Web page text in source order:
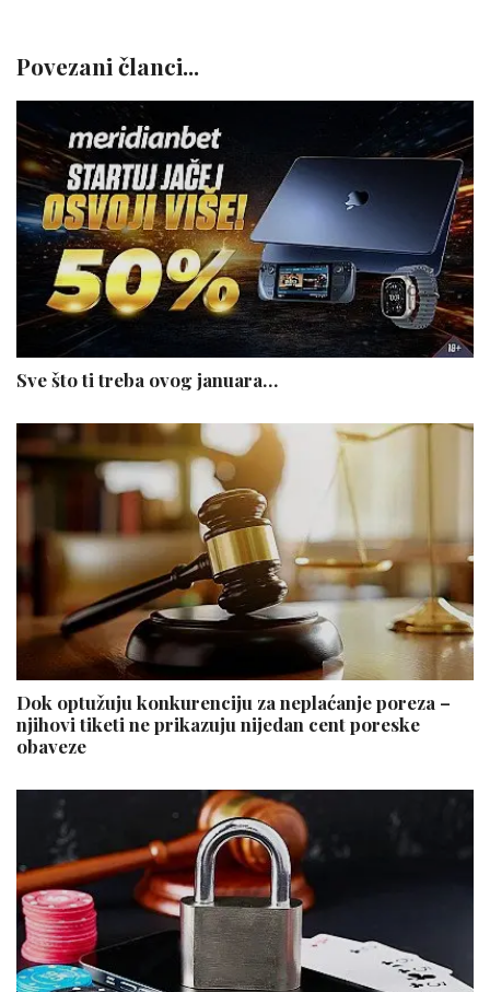
Povezani članci...
Sve što ti treba ovog januara…
Dok optužuju konkurenciju za neplaćanje poreza –
njihovi tiketi ne prikazuju nijedan cent poreske
obaveze